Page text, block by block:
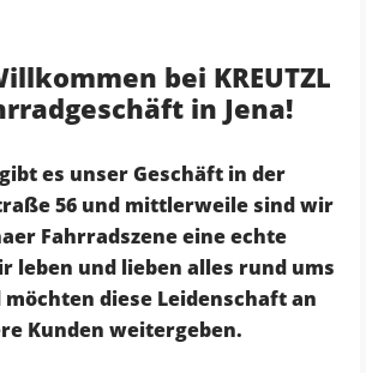
bei KREUTZL
in Jena!
gibt es unser Geschäft in der
56 und mittlerweile sind wir
Fahrradszene eine echte
leben und lieben alles rund ums
möchten diese Leidenschaft an
Kunden weitergeben.